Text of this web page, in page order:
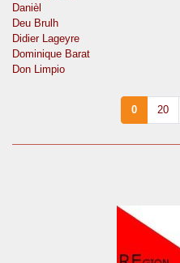
Danièl
Deu Brulh
Didier Lageyre
Dominique Barat
Don Limpio
0 20